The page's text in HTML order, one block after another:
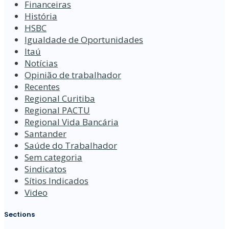
Financeiras
História
HSBC
Igualdade de Oportunidades
Itaú
Notícias
Opinião de trabalhador
Recentes
Regional Curitiba
Regional PACTU
Regional Vida Bancária
Santander
Saúde do Trabalhador
Sem categoria
Sindicatos
Sítios Indicados
Video
Sections